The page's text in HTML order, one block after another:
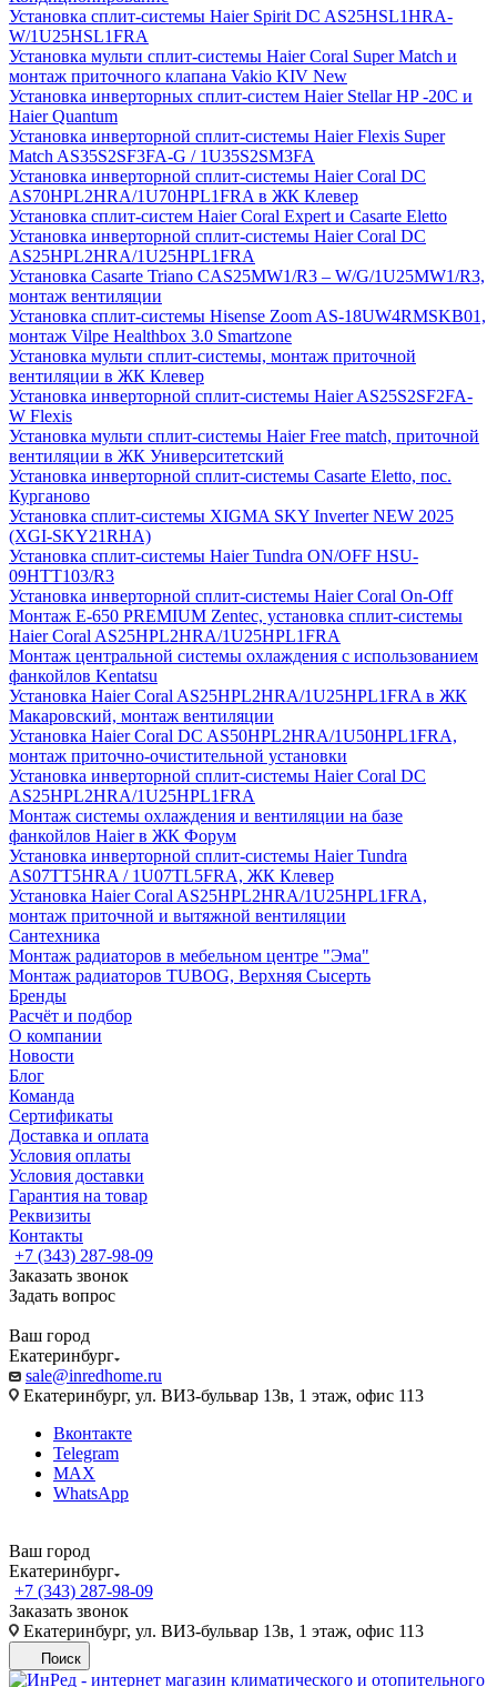
Установка сплит-системы Haier Spirit DC AS25HSL1HRA-
W/1U25HSL1FRA
Установка мульти сплит-системы Haier Coral Super Match и
монтаж приточного клапана Vakio KIV New
Установка инверторных сплит-систем Haier Stellar HP -20С и
Haier Quantum
Установка инверторной сплит-системы Haier Flexis Super
Match AS35S2SF3FA-G / 1U35S2SM3FA
Установка инверторной сплит-системы Haier Coral DC
AS70HPL2HRA/1U70HPL1FRA в ЖК Клевер
Установка сплит-систем Haier Coral Expert и Casarte Eletto
Установка инверторной сплит-системы Haier Coral DC
AS25HPL2HRA/1U25HPL1FRA
Установка Casarte Triano CAS25MW1/R3 – W/G/1U25MW1/R3,
монтаж вентиляции
Установка сплит-системы Hisense Zoom AS-18UW4RMSKB01,
монтаж Vilpe Healthbox 3.0 Smartzone
Установка мульти сплит-системы, монтаж приточной
вентиляции в ЖК Клевер
Установка инверторной сплит-системы Haier AS25S2SF2FA-
W Flexis
Установка мульти сплит-системы Haier Free match, приточной
вентиляции в ЖК Университетский
Установка инверторной сплит-системы Casarte Eletto, пос.
Курганово
Установка сплит-системы XIGMA SKY Inverter NEW 2025
(XGI-SKY21RHA)
Установка сплит-системы Haier Tundra ON/OFF HSU-
09HTT103/R3
Установка инверторной сплит-системы Haier Coral On-Off
Монтаж E-650 PREMIUM Zentec, установка сплит-системы
Haier Coral AS25HPL2HRA/1U25HPL1FRA
Монтаж центральной системы охлаждения с использованием
фанкойлов Kentatsu
Установка Haier Coral AS25HPL2HRA/1U25HPL1FRA в ЖК
Макаровский, монтаж вентиляции
Установка Haier Coral DC AS50HPL2HRA/1U50HPL1FRA,
монтаж приточно-очистительной установки
Установка инверторной сплит-системы Haier Coral DC
AS25HPL2HRA/1U25HPL1FRA
Монтаж системы охлаждения и вентиляции на базе
фанкойлов Haier в ЖК Форум
Установка инверторной сплит-системы Haier Tundra
AS07TT5HRA / 1U07TL5FRA, ЖК Клевер
Установка Haier Coral AS25HPL2HRA/1U25HPL1FRA,
монтаж приточной и вытяжной вентиляции
Сантехника
Монтаж радиаторов в мебельном центре "Эма"
Монтаж радиаторов TUBOG, Верхняя Сысерть
Бренды
Расчёт и подбор
О компании
Новости
Блог
Команда
Сертификаты
Доставка и оплата
Условия оплаты
Условия доставки
Гарантия на товар
Реквизиты
Контакты
+7 (343) 287-98-09
Заказать звонок
Задать вопрос
Ваш город
Екатеринбург
sale@inredhome.ru
Екатеринбург, ул. ВИЗ-бульвар 13в, 1 этаж, офис 113
Вконтакте
Telegram
MAX
WhatsApp
Ваш город
Екатеринбург
+7 (343) 287-98-09
Заказать звонок
Екатеринбург, ул. ВИЗ-бульвар 13в, 1 этаж, офис 113
Поиск